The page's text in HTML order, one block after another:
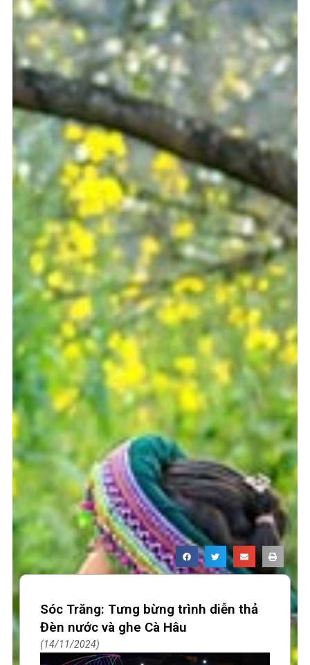
Sóc Trăng: Tưng bừng trình diễn thả
Đèn nước và ghe Cà Hâu
14/11/2024